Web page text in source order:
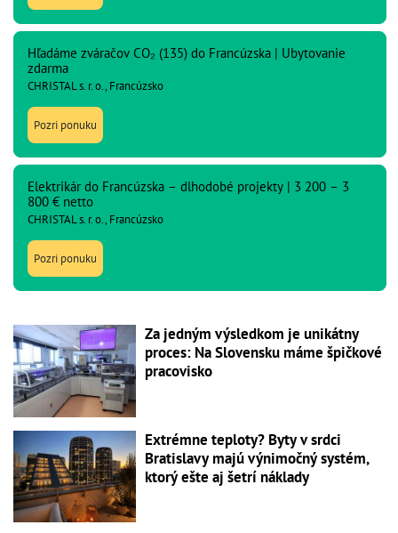
Hľadáme zváračov CO₂ (135) do Francúzska | Ubytovanie
zdarma
CHRISTAL s. r. o., Francúzsko
Pozri ponuku
Elektrikár do Francúzska – dlhodobé projekty | 3 200 – 3
800 € netto
CHRISTAL s. r. o., Francúzsko
Pozri ponuku
Za jedným výsledkom je unikátny
proces: Na Slovensku máme špičkové
pracovisko
Extrémne teploty? Byty v srdci
Bratislavy majú výnimočný systém,
ktorý ešte aj šetrí náklady